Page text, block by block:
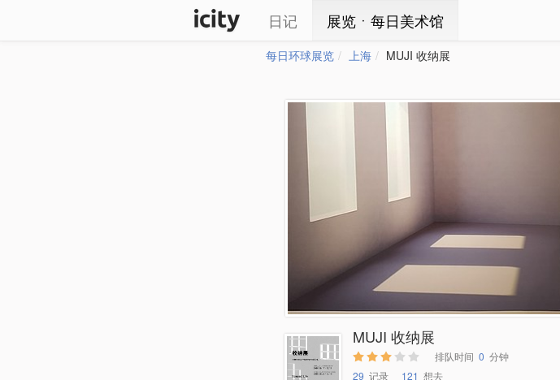
日记 展览ㆍ每日美术馆
每日环球展览 上海 MUJI 收纳展
MUJI 收纳展
排队时间 0 分钟
29 记录 121 想去